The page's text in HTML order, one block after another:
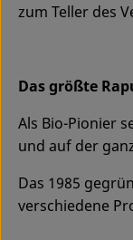
zum Teller des
Das größte
Als Bio-Pionier
und auf der
Das 1985
verschiedene